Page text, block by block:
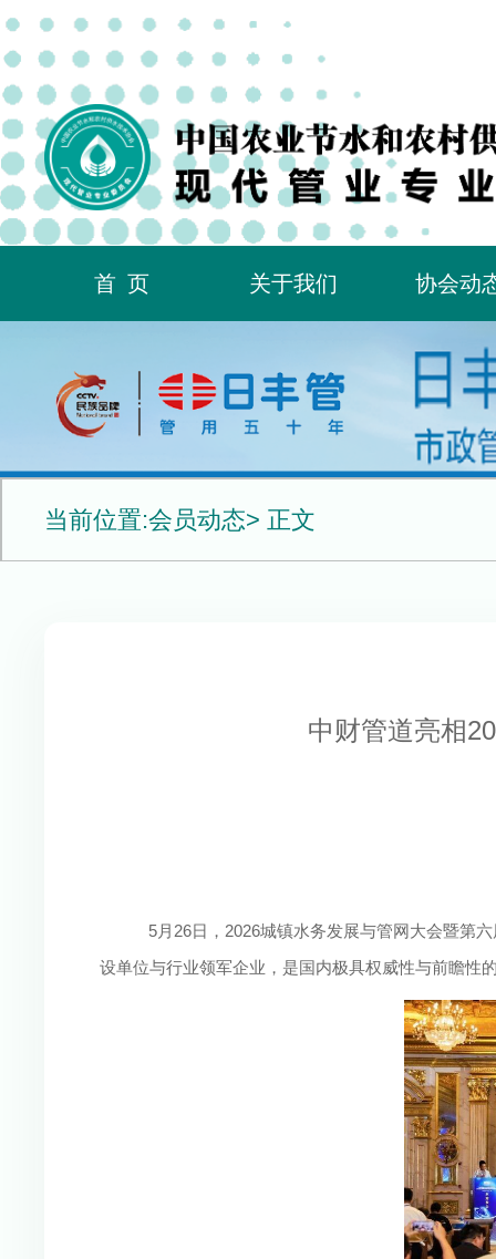
首页 关于我们 协会动
当前位置:会员动态> 正文
中财管道亮相
5月26日，2026城镇水务发展与管网大会暨第
设单位与行业领军企业，是国内极具权威性与前瞻性